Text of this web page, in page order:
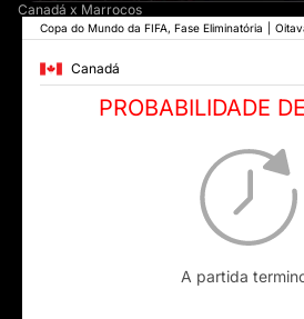
Canadá x Marrocos
Copa do Mundo da FIFA, Fase Eliminatória
Canadá
PROBABILIDADE
A partida